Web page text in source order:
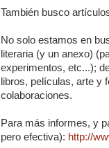
También busco
No solo estamos en
literaria (y un anexo)
experimentos, etc...);
libros, películas, arte y
colaboraciones.
Para más informes, y
pero efectiva): http://